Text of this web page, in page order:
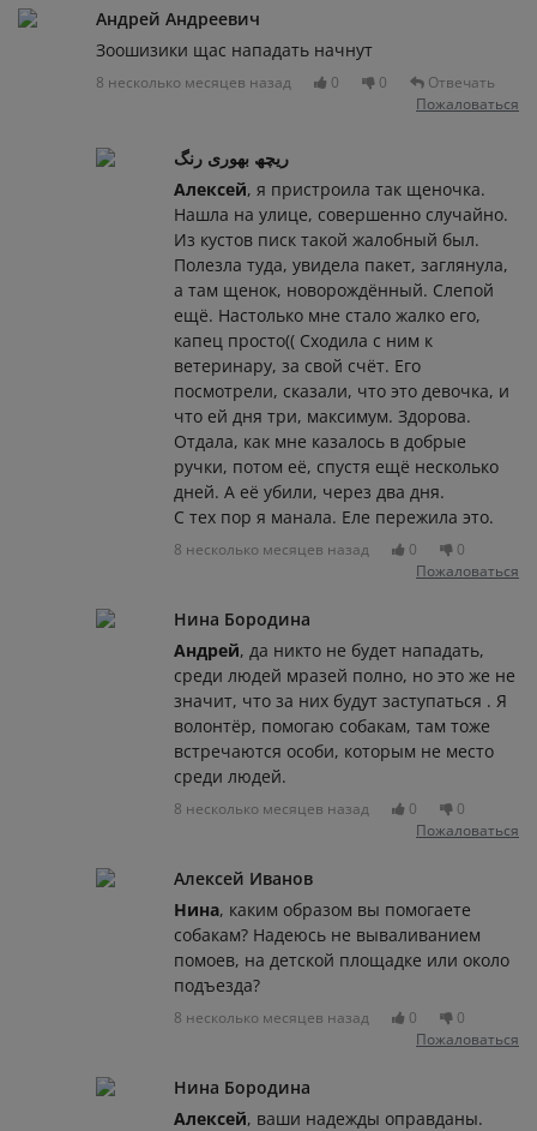
Андрей Андреевич
Зоошизики щас нападать начнут
8 несколько месяцев назад 0 0
Отвечать
Пожаловаться
ریچھ بھوری رنگ
Алексей, я пристроила так щеночка.
Нашла на улице, совершенно случайно.
Из кустов писк такой жалобный был.
Полезла туда, увидела пакет, заглянула,
а там щенок, новорождённый. Слепой
ещё. Настолько мне стало жалко его,
капец просто(( Сходила с ним к
ветеринару, за свой счёт. Его
посмотрели, сказали, что это девочка, и
что ей дня три, максимум. Здорова.
Отдала, как мне казалось в добрые
ручки, потом её, спустя ещё несколько
дней. А её убили, через два дня.
С тех пор я манала. Еле пережила это.
8 несколько месяцев назад 0
0
Пожаловаться
Нина Бородина
Андрей, да никто не будет нападать,
среди людей мразей полно, но это же не
значит, что за них будут заступаться . Я
волонтёр, помогаю собакам, там тоже
встречаются особи, которым не место
среди людей.
8 несколько месяцев назад 0
0
Пожаловаться
Алексей Иванов
Нина, каким образом вы помогаете
собакам? Надеюсь не вываливанием
помоев, на детской площадке или около
подъезда?
8 несколько месяцев назад 0
0
Пожаловаться
Нина Бородина
Алексей, ваши надежды оправданы.